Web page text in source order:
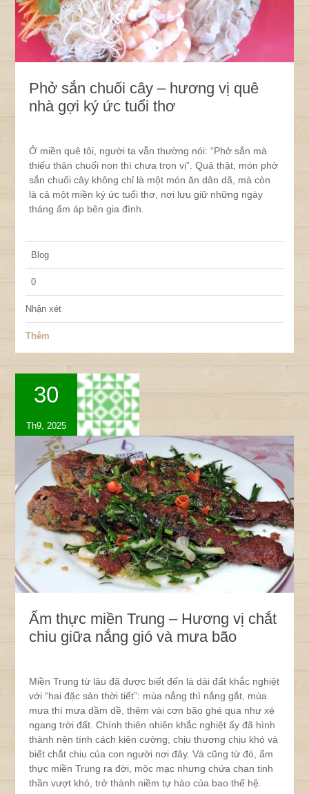
Phở sắn chuối cây – hương vị quê
nhà gợi ký ức tuổi thơ
Ở miền quê tôi, người ta vẫn thường nói: “Phở sắn mà
thiếu thân chuối non thì chưa trọn vị”. Quả thật, món phở
sắn chuối cây không chỉ là một món ăn dân dã, mà còn
là cả một miền ký ức tuổi thơ, nơi lưu giữ những ngày
tháng ấm áp bên gia đình.
Blog
0
Nhận xét
Thêm
30
Th9, 2025
Ẩm thực miền Trung – Hương vị chắt
chiu giữa nắng gió và mưa bão
Miền Trung từ lâu đã được biết đến là dải đất khắc nghiệt
với “hai đặc sản thời tiết”: mùa nắng thì nắng gắt, mùa
mưa thì mưa dầm dề, thêm vài cơn bão ghé qua như xé
ngang trời đất. Chính thiên nhiên khắc nghiệt ấy đã hình
thành nên tính cách kiên cường, chịu thương chịu khó và
biết chắt chiu của con người nơi đây. Và cũng từ đó, ẩm
thực miền Trung ra đời, mộc mạc nhưng chứa chan tinh
thần vượt khó, trở thành niềm tự hào của bao thế hệ.